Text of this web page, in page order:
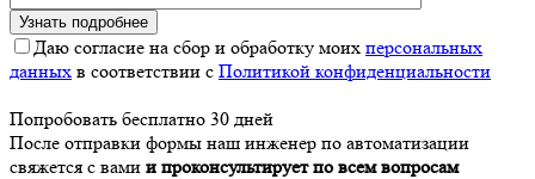
Даю согласие на сбор и обработку моих персональных
данных в соответствии с Политикой конфиденциальности
Попробовать бесплатно 30 дней
После отправки формы наш инженер по автоматизации
свяжется с вами и проконсультирует по всем вопросам